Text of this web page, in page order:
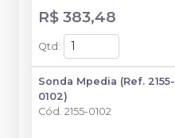
R$ 383,48
Qtd :
Sonda Mpedia (Ref. 2155-
0102)
Cód. 2155-0102